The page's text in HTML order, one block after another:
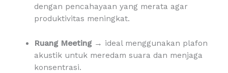
dengan pencahayaan yang merata agar
produktivitas meningkat.
Ruang Meeting→ ideal menggunakan plafon
akustik untuk meredam suara dan menjaga
konsentrasi.